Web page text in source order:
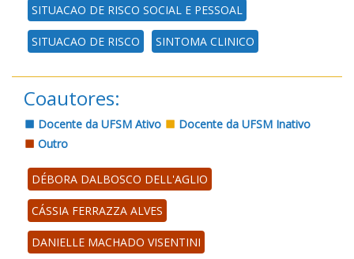
SITUACAO DE RISCO SOCIAL E PESSOAL
SITUACAO DE RISCO SINTOMA CLINICO
Coautores:
Docente da UFSM Ativo
Docente da UFSM Inativo
Outro
DÉBORA DALBOSCO DELL'AGLIO
CÁSSIA FERRAZZA ALVES
DANIELLE MACHADO VISENTINI